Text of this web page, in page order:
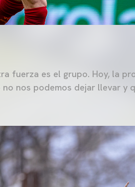
fuerza es el grupo. Hoy, la
no nos podemos dejar llevar y